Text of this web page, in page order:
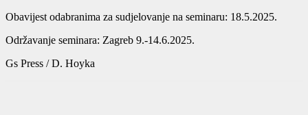
Obavijest odabranima za sudjelovanje na seminaru: 18.5.2025.
Održavanje seminara: Zagreb 9.-14.6.2025.
Gs Press / D. Hoyka